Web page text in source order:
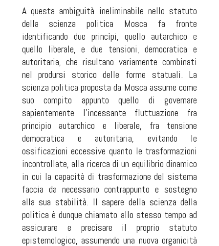
A questa ambiguità ineliminabile nello statuto
della scienza politica Mosca fa fronte
identificando due princìpi, quello autarchico e
quello liberale, e due tensioni, democratica e
autoritaria, che risultano variamente combinati
nel prodursi storico delle forme statuali. La
scienza politica proposta da Mosca assume come
suo compito appunto quello di governare
sapientemente l’incessante fluttuazione fra
principio autarchico e liberale, fra tensione
democratica e autoritaria, evitando le
ossificazioni eccessive quanto le trasformazioni
incontrollate, alla ricerca di un equilibrio dinamico
in cui la capacità di trasformazione del sistema
faccia da necessario contrappunto e sostegno
alla sua stabilità. Il sapere della scienza della
politica è dunque chiamato allo stesso tempo ad
assicurare e precisare il proprio statuto
epistemologico, assumendo una nuova organicità